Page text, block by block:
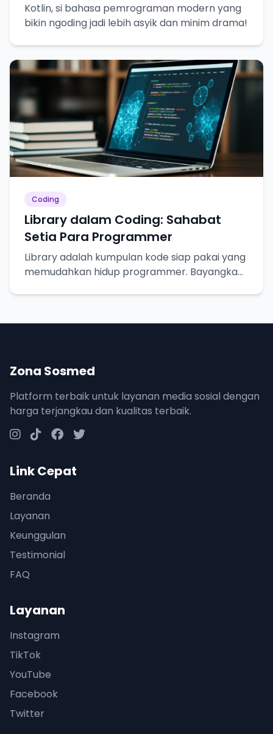
Kotlin, si bahasa pemrograman modern yang
bikin ngoding jadi lebih asyik dan minim drama!
Coding
Library dalam Coding: Sahabat
Setia Para Programmer
Library adalah kumpulan kode siap pakai yang
memudahkan hidup programmer. Bayangkan
Zona Sosmed
Platform terbaik untuk layanan media sosial dengan
harga terjangkau dan kualitas terbaik.
Link Cepat
Beranda
Layanan
Keunggulan
Testimonial
FAQ
Layanan
Instagram
TikTok
YouTube
Facebook
Twitter